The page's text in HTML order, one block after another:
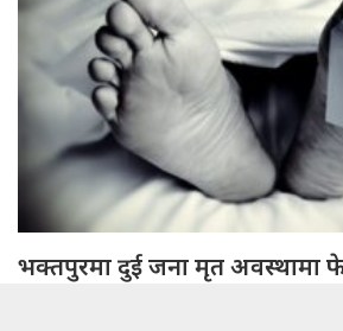
भक्तपुरमा दुई जना मृत अवस्थामा